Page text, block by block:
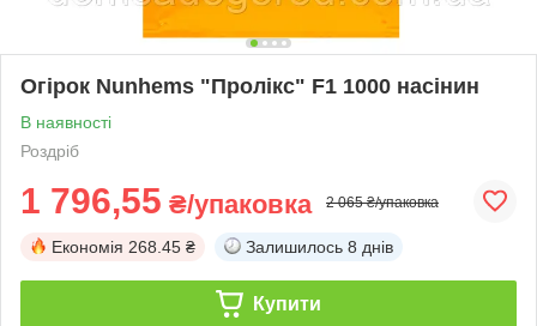
Огірок Nunhems "Пролікс" F1 1000 насінин
В наявності
Роздріб
1 796,55 ₴/упаковка 2 065 ₴/упаковка
Економія 268.45 ₴ Залишилось 8 днів
Купити